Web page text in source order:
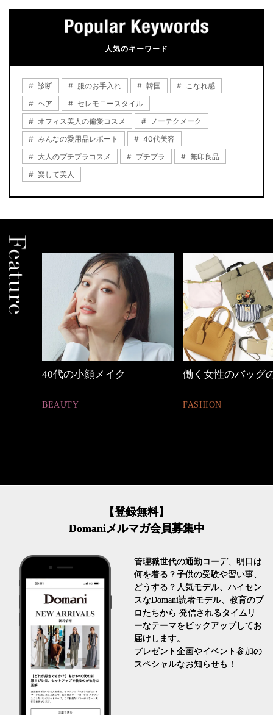
人気のキーワード
診断 服のお手入れ 韓国
こなれ感
ヘア
セレモニースタイル
オフィス美人の偏愛コスメ
ノーテクメーク
みんなの愛用品レポート
40代美容
大人のプチプラコスメ
プチプラ
無印良品
楽して美人
働く女性のバッグの中身
FASHION
心地よくいられる
【登録無料】
Domaniメルマガ会員募集中
管理職世代の通勤コーデ、明日は
何を着る？子供の受験や習い事、
どうする？人気モデル、ハイセン
スなDomani読者モデル、教育のプ
ロたちから 発信されるタイムリ
ーなテーマをピックアップしてお
届けします。
プレゼント企画やイベント参加の
スペシャルなお知らせも！